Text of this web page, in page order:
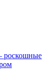
роскошные